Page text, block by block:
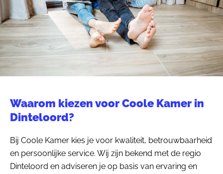
Waarom kiezen voor Coole Kamer in
Dinteloord?
Bij Coole Kamer kies je voor kwaliteit, betrouwbaarheid
en persoonlijke service. Wij zijn bekend met de regio
Dinteloord en adviseren je op basis van ervaring en